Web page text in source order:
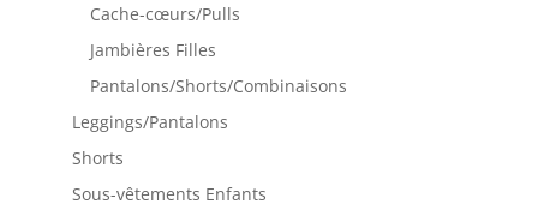
Cache-cœurs/Pulls
Jambières Filles
Pantalons/Shorts/Combinaisons
Leggings/Pantalons
Shorts
Sous-vêtements Enfants